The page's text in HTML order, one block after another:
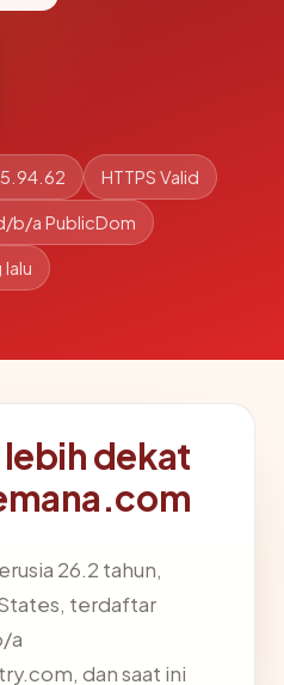
HTTPS Valid
b/a PublicDom
lalu
dekat
26.2 tahun,
terdaftar
a
dan saat ini